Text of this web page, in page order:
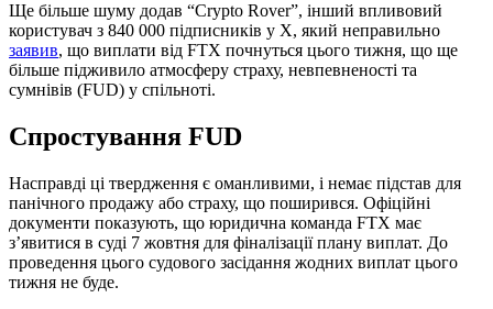
Ще більше шуму додав “Crypto Rover”, інший впливовий
користувач з 840 000 підписників у X, який неправильно
заявив, що виплати від FTX почнуться цього тижня, що ще
більше підживило атмосферу страху, невпевненості та
сумнівів (FUD) у спільноті.
Спростування FUD
Насправді ці твердження є оманливими, і немає підстав для
панічного продажу або страху, що поширився. Офіційні
документи показують, що юридична команда FTX має
з’явитися в суді 7 жовтня для фіналізації плану виплат. До
проведення цього судового засідання жодних виплат цього
тижня не буде.